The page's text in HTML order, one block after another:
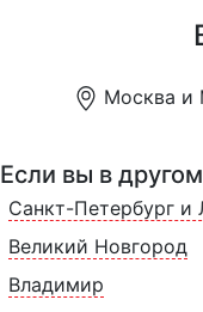
Москва
Если вы в
Санкт-Петербург и
Великий Новгород
Владимир